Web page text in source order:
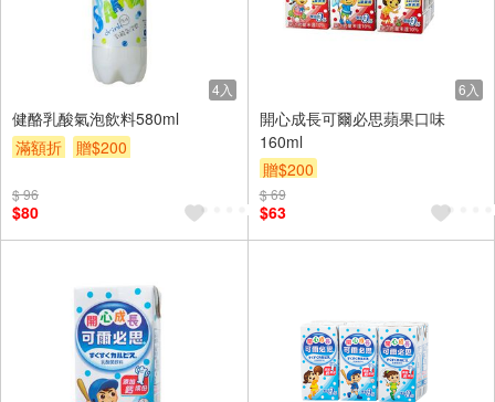
4入
健酪乳酸氣泡飲料580ml
滿額折
贈$200
$ 96
$80
6入
開心成長可爾必思蘋果口味
160ml
贈$200
$ 69
$63